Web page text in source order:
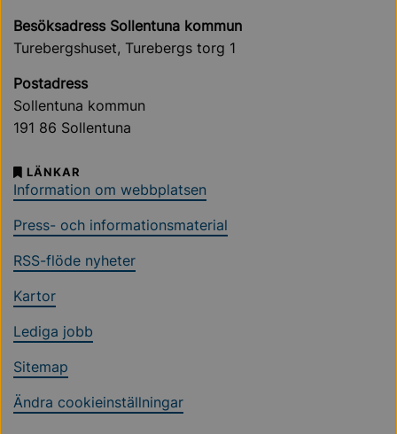
Besöksadress Sollentuna kommun
Turebergshuset, Turebergs torg 1
Postadress
Sollentuna kommun
191 86 Sollentuna
LÄNKAR
Information om webbplatsen
Press- och informationsmaterial
RSS-flöde nyheter
Kartor
Lediga jobb
Sitemap
Ändra cookieinställningar